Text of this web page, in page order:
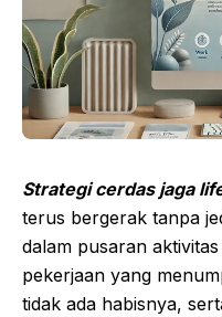
Strategi cerdas jaga
terus bergerak tanpa
dalam pusaran
pekerjaan yang
tidak ada habisnya,